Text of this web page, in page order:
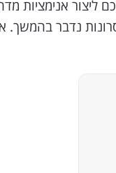
אנימציות
נדבר בהמשך.